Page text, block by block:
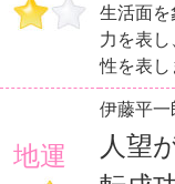
生活面を
力を表
性を表し
地運
伊藤平
人望